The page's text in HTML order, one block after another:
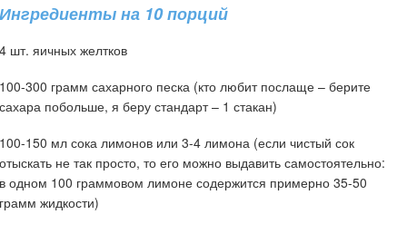
Ингредиенты на 10 порций
4 шт. яичных желтков
100-300 грамм сахарного песка (кто любит послаще – берите
сахара побольше, я беру стандарт – 1 стакан)
100-150 мл сока лимонов или 3-4 лимона (если чистый сок
отыскать не так просто, то его можно выдавить самостоятельно:
в одном 100 граммовом лимоне содержится примерно 35-50
грамм жидкости)